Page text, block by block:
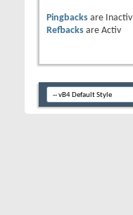
Pingbacks are
Inactiv
Refbacks are Activ